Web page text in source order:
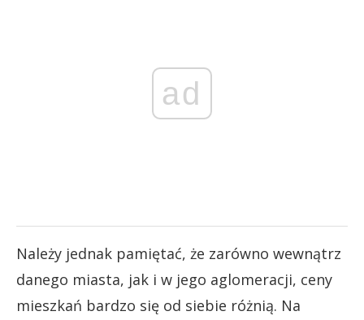
ad
Należy jednak pamiętać, że zarówno wewnątrz
danego miasta, jak i w jego aglomeracji, ceny
mieszkań bardzo się od siebie różnią. Na